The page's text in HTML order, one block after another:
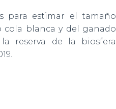
para estimar el tamaño
cola blanca y del ganado
reserva de la biosfera